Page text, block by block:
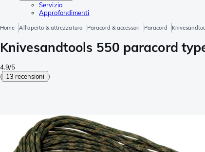
Servizio
Approfondimenti
Home All'aperto & attrezzatura Paracord & accessori Paracord
Knivesandtools 550 paracord
4.9/5
( 13 recensioni )